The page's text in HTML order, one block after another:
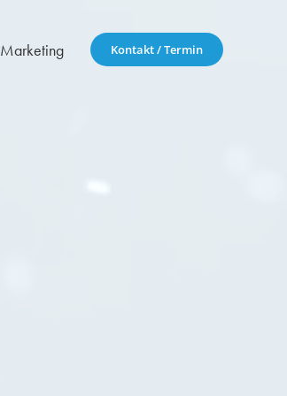
Marketing Kontakt / Termin